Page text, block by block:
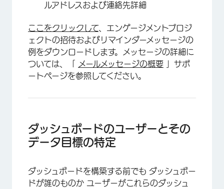
×
ルアドレスおよび連絡先詳細
ここをクリックして 、エンゲージメントプロジ
ェクトの招待およびリマインダーメッセージの
例をダウンロードします。メッセージの詳細に
ついては、「
メールメッセージの概要 」サポ
ートページを参照してください。
ダッシュボードのユーザーとその
データ目標の特定
ダッシュボードを構築する前でも ダッシュボー
ドが誰のものか ユーザーがこれらのダッシュ